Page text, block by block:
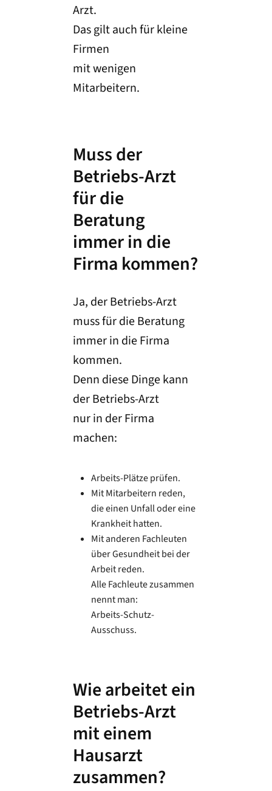
Arzt.
Das gilt auch für kleine
Firmen
mit wenigen
Mitarbeitern.
Muss der
Betriebs-Arzt
für die
Beratung
immer in die
Firma kommen?
Ja, der Betriebs-Arzt
muss für die Beratung
immer in die Firma
kommen.
Denn diese Dinge kann
der Betriebs-Arzt
nur in der Firma
machen:
Arbeits-Plätze prüfen.
Mit Mitarbeitern reden,
die einen Unfall oder eine
Krankheit hatten.
Mit anderen Fachleuten
über Gesundheit bei der
Arbeit reden.
Alle Fachleute zusammen
nennt man:
Arbeits-Schutz-
Ausschuss.
Wie arbeitet ein
Betriebs-Arzt
mit einem
Hausarzt
zusammen?